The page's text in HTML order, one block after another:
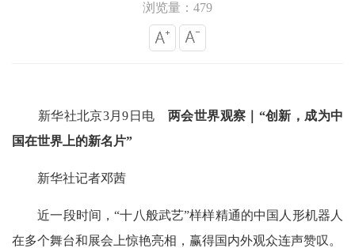
浏览量：479
新华社北京3月9日电 两会世界观察｜“创新，成为中
国在世界上的新名片”
新华社记者邓茜
近一段时间，“十八般武艺”样样精通的中国人形机器人
在多个舞台和展会上惊艳亮相，赢得国内外观众连声赞叹。